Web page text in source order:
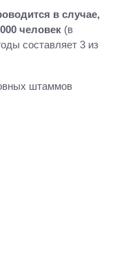
в случае,
человек (в
составляет 3 из
штаммов